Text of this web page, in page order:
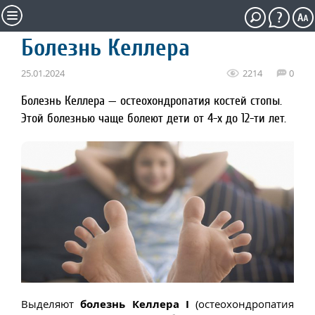
Болезнь Келлера
25.01.2024 2214 0
Болезнь Келлера — остеохондропатия костей стопы.
Этой болезнью чаще болеют дети от 4-х до 12-ти лет.
Выделяютболезнь Келлера I (остеохондропатия